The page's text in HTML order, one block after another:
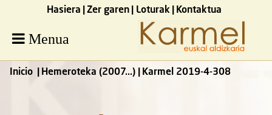
Hasiera Zer garen Loturak Kontaktua
Menua
Inicio Hemeroteka (2007...) Karmel 2019-4-308